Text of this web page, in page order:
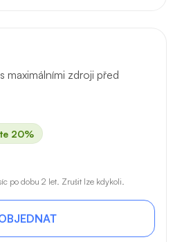
maximálními zdroji před
20%
po dobu 2 let. Zrušit lze kdykoli.